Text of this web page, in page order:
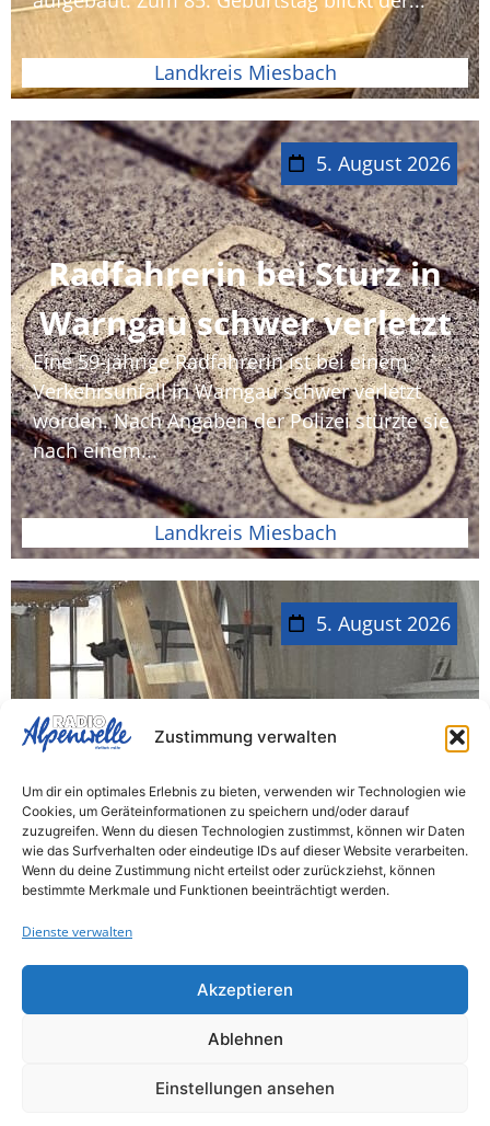
Zustimmung verwalten
Um dir ein optimales Erlebnis zu bieten, verwenden wir Technologien wie
Cookies, um Geräteinformationen zu speichern und/oder darauf
zuzugreifen. Wenn du diesen Technologien zustimmst, können wir Daten
wie das Surfverhalten oder eindeutige IDs auf dieser Website verarbeiten.
Wenn du deine Zustimmung nicht erteilst oder zurückziehst, können
bestimmte Merkmale und Funktionen beeinträchtigt werden.
Dienste verwalten
Akzeptieren
Ablehnen
Einstellungen ansehen
Landkreis Miesbach
5. August 2026
Radfahrerin bei Sturz in
Warngau schwer verletzt
Eine 59-jährige Radfahrerin ist bei einem
Verkehrsunfall in Warngau schwer verletzt
worden. Nach Angaben der Polizei stürzte sie
nach einem...
Landkreis Miesbach
5. August 2026
50.000 Euro für die
Die Sanierung der historischen
Schlosskapelle in Valley erhält weitere
Unterstützung. Die Deutsche Stiftung
Denkmalschutz stellt 50.000 Euro für die
Restaurierung...
Landkreis Miesbach
4. August 2026